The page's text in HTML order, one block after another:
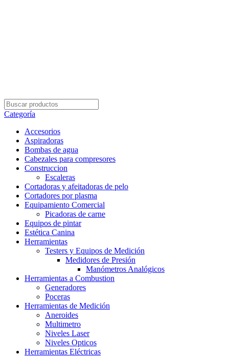
Categoría
Accesorios
Aspiradoras
Bombas de agua
Cabezales para compresores
Construccion
Escaleras
Cortadoras y afeitadoras de pelo
Cortadores por plasma
Equipamiento Comercial
Picadoras de carne
Equipos de pintar
Estética Canina
Herramientas
Testers y Equipos de Medición
Medidores de Presión
Manómetros Analógicos
Herramientas a Combustion
Generadores
Poceras
Herramientas de Medición
Aneroides
Multimetro
Niveles Laser
Niveles Opticos
Herramientas Eléctricas